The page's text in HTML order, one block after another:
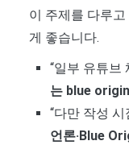
이 주제를 다루
게 좋습니다.
“일부 유튜브
는 blue
“다만 작성
언론·Blue